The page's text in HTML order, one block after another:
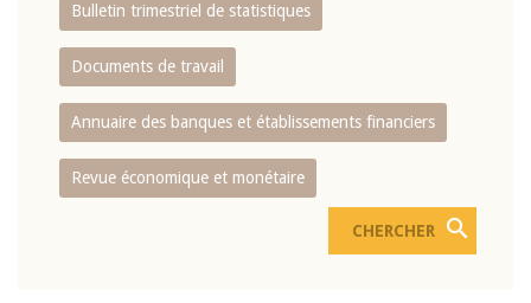
Bulletin trimestriel de statistiques
Documents de travail
Annuaire des banques et établissements financiers
Revue économique et monétaire